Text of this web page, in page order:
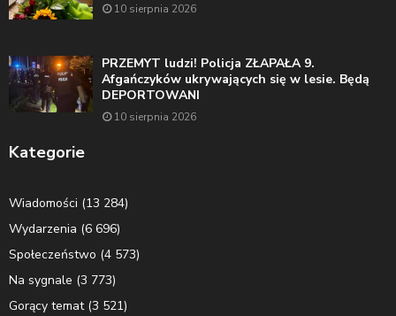
10 sierpnia 2026
PRZEMYT ludzi! Policja ZŁAPAŁA 9.
Afgańczyków ukrywających się w lesie. Będą
DEPORTOWANI
10 sierpnia 2026
Kategorie
Wiadomości (13 284)
Wydarzenia (6 696)
Społeczeństwo (4 573)
Na sygnale (3 773)
Gorący temat(3 521)